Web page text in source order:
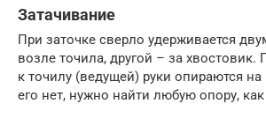
Затачивание
При заточке сверло удерживается
возле точила, другой – за
к точилу (ведущей) руки опираются
его нет, нужно найти любую опору,